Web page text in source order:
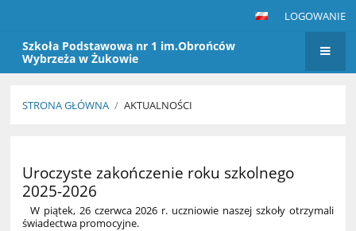
LOGOWANIE
Szkoła Podstawowa nr 1 im.Obrońców
Wybrzeża w Żukowie
STRONA GŁÓWNA / AKTUALNOŚCI
Uroczyste zakończenie roku szkolnego
2025-2026
W piątek, 26 czerwca 2026 r. uczniowie naszej szkoły otrzymali
świadectwa promocyjne.